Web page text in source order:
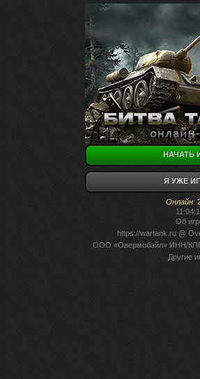
НАЧАТЬ
Я УЖЕ
Онлайн:
Об
https://wartank.ru@
ООО «Овермобайл» ИНН/КПП
Другие